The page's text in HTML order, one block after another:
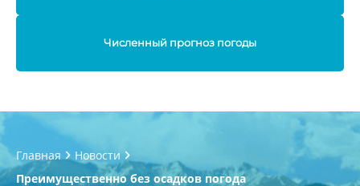
Численный прогноз погоды
Главная
Новости
Преимущественно без осадков погода